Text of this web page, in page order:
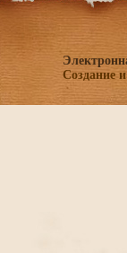
Создание